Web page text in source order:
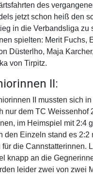
des
jetzt schon heiß den
in die Verbandsliga zu
spielten: Merit Fuchs,
Düsterlho, Maja
von Tirpitz.
II:
II
mussten sich
nur dem TC Weissenhof
im Heimspiel mit 2:4
den Einzeln stand es 2:2
für die Cannstatterinnen.
knapp an die
leider zwei von zwei